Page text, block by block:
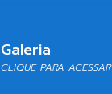
Galeria
CLIQUE PARA ACESSAR